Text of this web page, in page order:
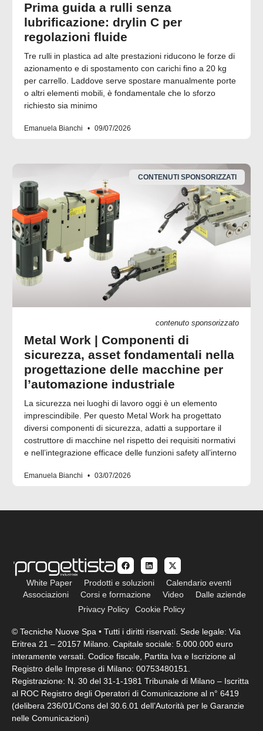
Prima guida a rulli senza
lubrificazione: drylin C per
regolazioni fluide
Tre rulli in plastica ad alte prestazioni riducono le forze di
azionamento e di spostamento con carichi fino a 20 kg
per carrello. Laddove serve spostare manualmente porte
o altri elementi mobili, è fondamentale che lo sforzo
richiesto sia minimo
Emanuela Bianchi 09/07/2026
CONTENUTI SPONSORIZZATI
contenuto sponsorizzato
Metal Work | Componenti di
sicurezza, asset fondamentali nella
progettazione delle macchine per
l’automazione industriale
La sicurezza nei luoghi di lavoro oggi è un elemento
imprescindibile. Per questo Metal Work ha progettato
diversi componenti di sicurezza, adatti a supportare il
costruttore di macchine nel rispetto dei requisiti normativi
e nell’integrazione efficace delle funzioni safety all’interno
Emanuela Bianchi 03/07/2026
White Paper Prodotti e soluzioni
Calendario eventi
Associazioni
Corsi e formazione Video
Dalle aziende
Privacy Policy
Cookie Policy
© Tecniche Nuove Spa • Tutti i diritti riservati. Sede legale: Via
Eritrea 21 – 20157 Milano. Capitale sociale: 5.000.000 euro
interamente versati. Codice fiscale, Partita Iva e Iscrizione al
Registro delle Imprese di Milano: 00753480151.
Registrazione: N. 30 del 31-1-1981 Tribunale di Milano – Iscritta
al ROC Registro degli Operatori di Comunicazione al n° 6419
(delibera 236/01/Cons del 30.6.01 dell’Autorità per le Garanzie
nelle Comunicazioni)